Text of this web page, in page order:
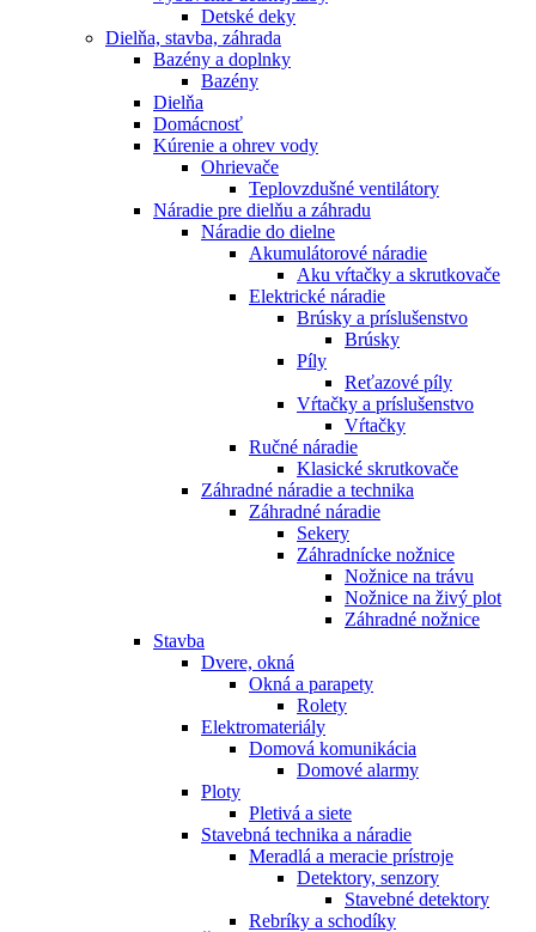
Detské deky
Dielňa, stavba, záhrada
Bazény a doplnky
Bazény
Dielňa
Domácnosť
Kúrenie a ohrev vody
Ohrievače
Teplovzdušné ventilátory
Náradie pre dielňu a záhradu
Náradie do dielne
Akumulátorové náradie
Aku vŕtačky a skrutkovače
Elektrické náradie
Brúsky a príslušenstvo
Brúsky
Píly
Reťazové píly
Vŕtačky a príslušenstvo
Vŕtačky
Ručné náradie
Klasické skrutkovače
Záhradné náradie a technika
Záhradné náradie
Sekery
Záhradnícke nožnice
Nožnice na trávu
Nožnice na živý plot
Záhradné nožnice
Stavba
Dvere, okná
Okná a parapety
Rolety
Elektromateriály
Domová komunikácia
Domové alarmy
Ploty
Pletivá a siete
Stavebná technika a náradie
Meradlá a meracie prístroje
Detektory, senzory
Stavebné detektory
Rebríky a schodíky